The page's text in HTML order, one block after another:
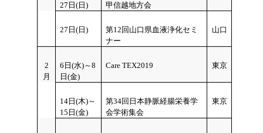
27日(日)
甲信越地方会
27日(日)
第12回山口県血液浄化セミ
ナー
山口
2
月
6日(水)～8
日(金)
Care TEX2019 東京
14日(木)～
15日(金)
第34回日本静脈経腸栄養学
会学術集会
東京